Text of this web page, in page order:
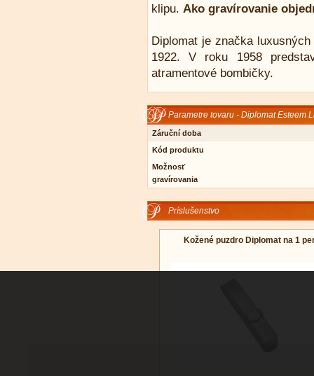
klipu. Ako gravírovanie
Diplomat je značka
1922. V roku 1958
atramentové bombičky.
Parametre tovaru - Diplomat Esteem
Záruční doba
Kód produktu
Možnosť
gravírovania
Príslušenstvo
Kožené puzdro Diplomat na 1